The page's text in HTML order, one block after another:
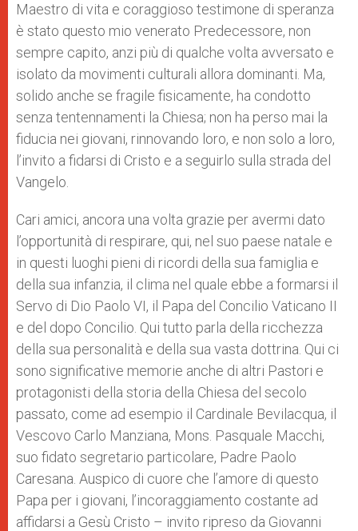
Maestro di vita e coraggioso testimone di speranza
è stato questo mio venerato Predecessore, non
sempre capito, anzi più di qualche volta avversato e
isolato da movimenti culturali allora dominanti. Ma,
solido anche se fragile fisicamente, ha condotto
senza tentennamenti la Chiesa; non ha perso mai la
fiducia nei giovani, rinnovando loro, e non solo a loro,
l’invito a fidarsi di Cristo e a seguirlo sulla strada del
Vangelo.
Cari amici, ancora una volta grazie per avermi dato
l’opportunità di respirare, qui, nel suo paese natale e
in questi luoghi pieni di ricordi della sua famiglia e
della sua infanzia, il clima nel quale ebbe a formarsi il
Servo di Dio Paolo VI, il Papa del Concilio Vaticano II
e del dopo Concilio. Qui tutto parla della ricchezza
della sua personalità e della sua vasta dottrina. Qui ci
sono significative memorie anche di altri Pastori e
protagonisti della storia della Chiesa del secolo
passato, come ad esempio il Cardinale Bevilacqua, il
Vescovo Carlo Manziana, Mons. Pasquale Macchi,
suo fidato segretario particolare, Padre Paolo
Caresana. Auspico di cuore che l’amore di questo
Papa per i giovani, l’incoraggiamento costante ad
affidarsi a Gesù Cristo – invito ripreso da Giovanni